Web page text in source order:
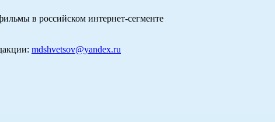
в российском интернет-сегменте
mdshvetsov@yandex.ru